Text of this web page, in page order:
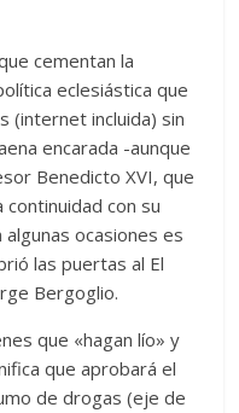
cementan la
eclesiástica que
(internet incluida) sin
encarada -aunque
Benedicto XVI, que
con su
ocasiones es
las puertas al El
Bergoglio.
que «hagan lío» y
que aprobará el
de drogas (eje de